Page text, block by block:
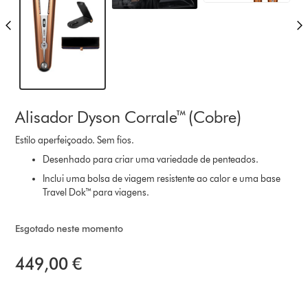
Alisador Dyson Corrale™ (Cobre)
Estilo aperfeiçoado. Sem fios.
Desenhado para criar uma variedade de penteados.
Inclui uma bolsa de viagem resistente ao calor e uma base
Travel Dok™ para viagens.
Esgotado neste momento
449,00 €